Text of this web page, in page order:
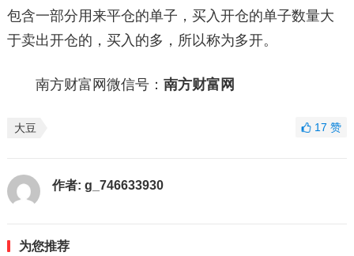
包含一部分用来平仓的单子，买入开仓的单子数量大
于卖出开仓的，买入的多，所以称为多开。
南方财富网微信号： 南方财富网
大豆 17赞
作者: g_746633930
为您推荐